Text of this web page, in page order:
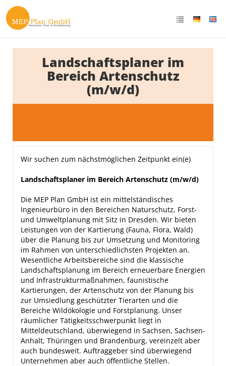
Landschaftsplaner im
Bereich Artenschutz
(m/w/d)
Wir suchen zum nächstmöglichen Zeitpunkt ein(e)
Landschaftsplaner im Bereich Artenschutz (m/w/d)
Die MEP Plan GmbH ist ein mittelständisches
Ingenieurbüro in den Bereichen Naturschutz, Forst-
und Umweltplanung mit Sitz in Dresden. Wir bieten
Leistungen von der Kartierung (Fauna, Flora, Wald)
über die Planung bis zur Umsetzung und Monitoring
im Rahmen von unterschiedlichsten Projekten an.
Wesentliche Arbeitsbereiche sind die klassische
Landschaftsplanung im Bereich erneuerbare Energien
und Infrastrukturmaßnahmen, faunistische
Kartierungen, der Artenschutz von der Planung bis
zur Umsiedlung geschützter Tierarten und die
Bereiche Wildökologie und Forstplanung. Unser
räumlicher Tätigkeitsschwerpunkt liegt in
Mitteldeutschland, überwiegend in Sachsen, Sachsen-
Anhalt, Thüringen und Brandenburg, vereinzelt aber
auch bundesweit. Auftraggeber sind überwiegend
Unternehmen aber auch öffentliche Stellen.